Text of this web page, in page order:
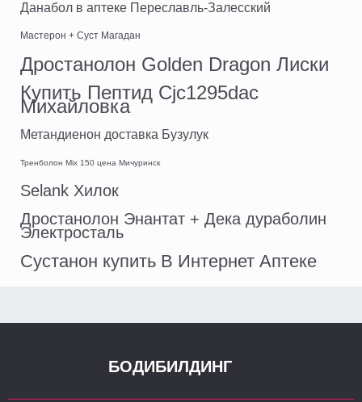
Данабол в аптеке Переславль-Залесский
Мастерон + Суст Магадан
Дростанолон Golden Dragon Лиски
Купить Пептид Cjc1295dac
Михайловка
Метандиенон доставка Бузулук
Тренболон Mix 150 цена Мичуринск
Selank Хилок
Дростанолон Энантат + Дека дураболин
Электросталь
Сустанон купить В Интернет Аптеке
БОДИБИЛДИНГ